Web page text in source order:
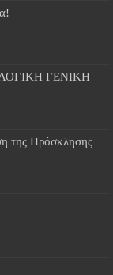
ΓΕΝΙΚΗ
της Πρόσκλησης